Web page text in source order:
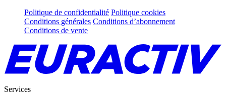
Politique de confidentialité Politique cookies
Conditions générales Conditions d’abonnement
Conditions de vente
Services